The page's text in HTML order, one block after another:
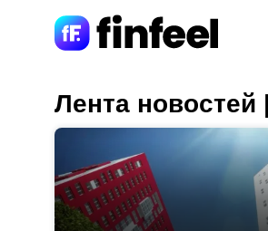
Лента новостей